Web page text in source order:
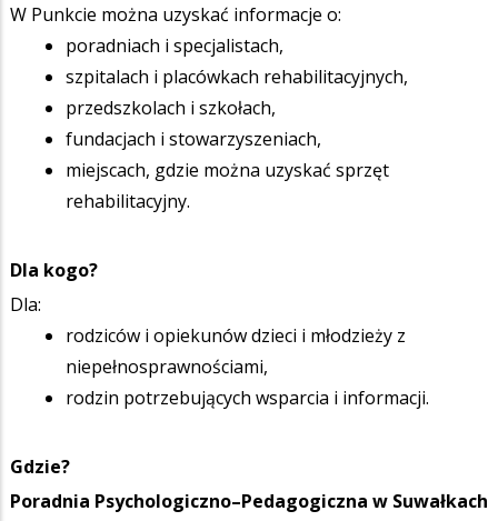
W Punkcie można uzyskać informacje o:
poradniach i specjalistach,
szpitalach i placówkach rehabilitacyjnych,
przedszkolach i szkołach,
fundacjach i stowarzyszeniach,
miejscach, gdzie można uzyskać sprzęt
rehabilitacyjny.
Dla kogo?
Dla:
rodziców i opiekunów dzieci i młodzieży z
niepełnosprawnościami,
rodzin potrzebujących wsparcia i informacji.
Gdzie?
Poradnia Psychologiczno–Pedagogiczna w Suwałkach